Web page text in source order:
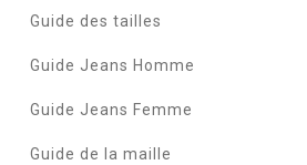
Guide des tailles
Guide Jeans Homme
Guide Jeans Femme
Guide de la maille